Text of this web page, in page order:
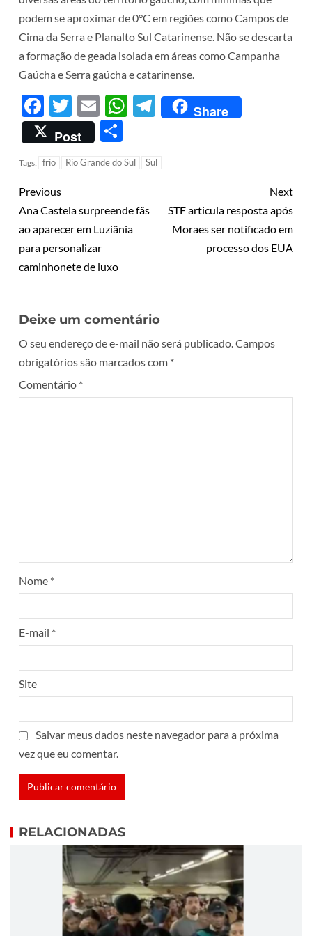
podem se aproximar de 0°C em regiões como Campos de
Cima da Serra e Planalto Sul Catarinense. Não se descarta
a formação de geada isolada em áreas como Campanha
Gaúcha e Serra gaúcha e catarinense.
Facebook
Twitter
EmailWhatsApp
Telegram
Share
Post
Tags: frio Rio Grande do Sul Sul
Previous
Ana Castela surpreende fãs
ao aparecer em Luziânia
para personalizar
caminhonete de luxo
Next
STF articula resposta após
Moraes ser notificado em
processo dos EUA
Deixe um comentário
O seu endereço de e-mail não será publicado. Campos
obrigatórios são marcados com *
Comentário *
Nome *
E-mail *
Site
Salvar meus dados neste navegador para a próxima
vez que eu comentar.
RELACIONADAS